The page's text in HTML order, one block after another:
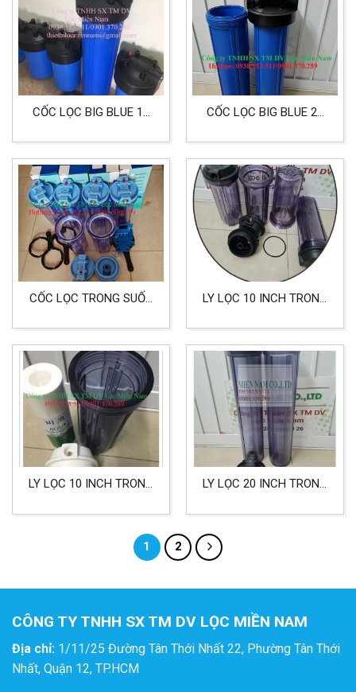
CỐC LỌC BIG BLUE 10
CỐC LỌC BIG BLUE 20
NƯỚC MẮM
CỐC LỌC TRONG SUỐT
LY LỌC 10 INCH TRONG
SINH HOẠT, LỌC NƯỚC
ĂN UỐNG
LY LỌC 10 INCH TRONG
SINH HOẠT, NƯỚC ĂN
LY LỌC 20 INCH TRONG
GIA ĐÌNH, CÔNG
1
2
CÔNG TY TNHH SX TM DV LỌC MIỀN NAM
Địa chỉ: 1/11/25 Đường Tân Thới Nhất 22, Phường Tân Thới
Nhất, Quận 12, TP.HCM